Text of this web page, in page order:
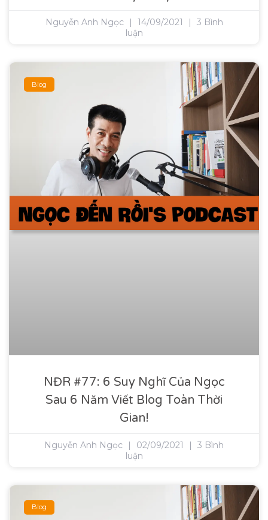
Nguyễn Anh Ngọc 14/09/2021
3 Bình
luận
Blog
NĐR #77: 6 Suy Nghĩ Của Ngọc
Sau 6 Năm Viết Blog Toàn Thời
Gian!
Nguyễn Anh Ngọc 02/09/2021
3 Bình
luận
Blog